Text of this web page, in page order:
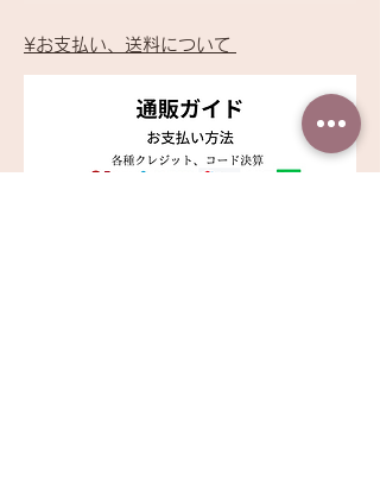
ください。
（返品期限）商品到着後７日以内とさ
せていただきます。デジタルコンテン
ツは商品の特性上、返品はお受けでき
ませんのでご注意ください。
¥お支払い、送料について